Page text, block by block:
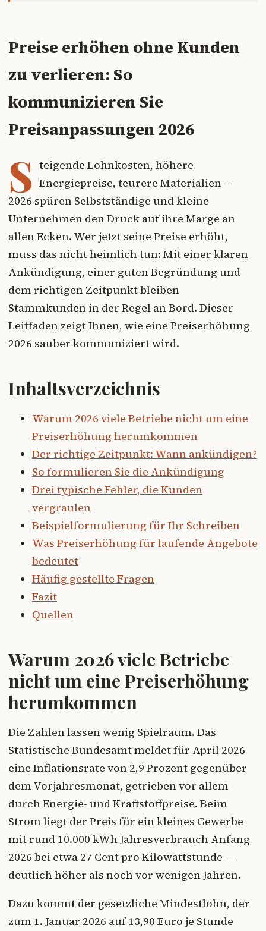
Preise erhöhen ohne Kunden
zu verlieren: So
kommunizieren Sie
Preisanpassungen 2026
S teigende Lohnkosten, höhere
Energiepreise, teurere Materialien —
2026 spüren Selbstständige und kleine
Unternehmen den Druck auf ihre Marge an
allen Ecken. Wer jetzt seine Preise erhöht,
muss das nicht heimlich tun: Mit einer klaren
Ankündigung, einer guten Begründung und
dem richtigen Zeitpunkt bleiben
Stammkunden in der Regel an Bord. Dieser
Leitfaden zeigt Ihnen, wie eine Preiserhöhung
2026 sauber kommuniziert wird.
Inhaltsverzeichnis
Warum 2026 viele Betriebe nicht um eine
Preiserhöhung herumkommen
Der richtige Zeitpunkt: Wann ankündigen?
So formulieren Sie die Ankündigung
Drei typische Fehler, die Kunden
vergraulen
Beispielformulierung für Ihr Schreiben
Was Preiserhöhung für laufende Angebote
bedeutet
Häufig gestellte Fragen
Fazit
Quellen
Warum 2026 viele Betriebe
nicht um eine Preiserhöhung
herumkommen
Die Zahlen lassen wenig Spielraum. Das
Statistische Bundesamt meldet für April 2026
eine Inflationsrate von 2,9 Prozent gegenüber
dem Vorjahresmonat, getrieben vor allem
durch Energie- und Kraftstoffpreise. Beim
Strom liegt der Preis für ein kleines Gewerbe
mit rund 10.000 kWh Jahresverbrauch Anfang
2026 bei etwa 27 Cent pro Kilowattstunde —
deutlich höher als noch vor wenigen Jahren.
Dazu kommt der gesetzliche Mindestlohn, der
zum 1. Januar 2026 auf 13,90 Euro je Stunde